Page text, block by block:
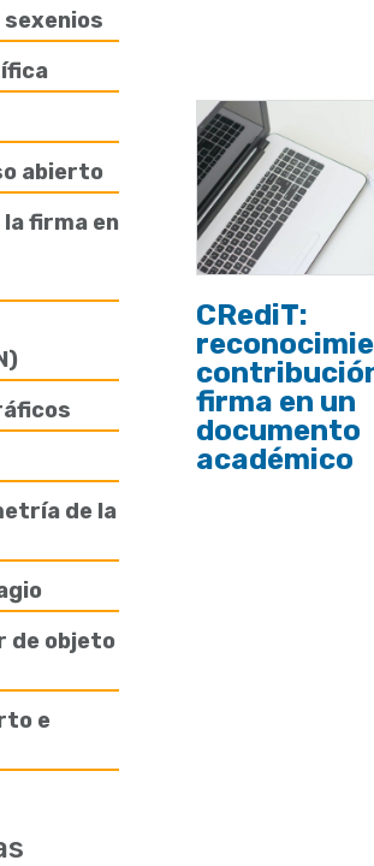
abierto
firma en
de la
de objeto
e
CRediT:
firma en un
documento
académico